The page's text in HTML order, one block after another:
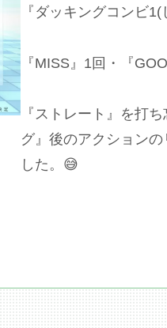
『ダッキングコンビ1(
『MISS』1回・『
『ストレート』を打
グ』後のアクション
した。😅